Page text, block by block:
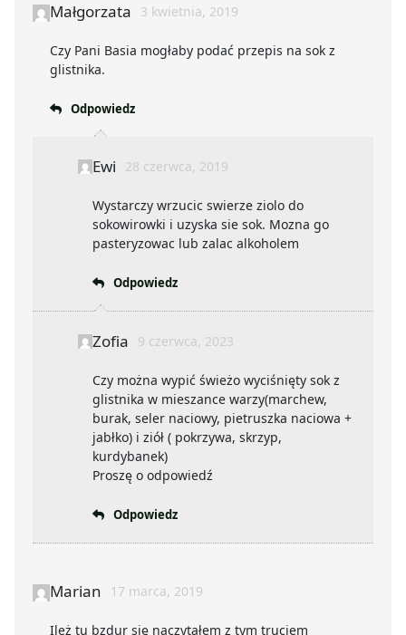
Małgorzata 3 kwietnia, 2019
Czy Pani Basia mogłaby podać przepis na sok z
glistnika.
Odpowiedz
Ewi 28 czerwca, 2019
Wystarczy wrzucic swierze ziolo do
sokowirowki i uzyska sie sok. Mozna go
pasteryzowac lub zalac alkoholem
Odpowiedz
Zofia 9 czerwca, 2023
Czy można wypić świeżo wyciśnięty sok z
glistnika w mieszance warzy(marchew,
burak, seler naciowy, pietruszka naciowa +
jabłko) i ziół ( pokrzywa, skrzyp,
kurdybanek)
Proszę o odpowiedź
Odpowiedz
Marian 17 marca, 2019
Ileż tu bzdur się naczytałem z tym truciem